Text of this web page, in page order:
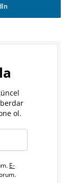
ol.
E-